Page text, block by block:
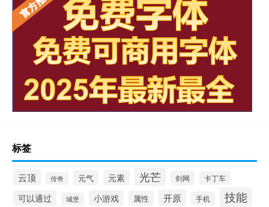
标签
云顶 传奇 元气 元素 光芒 剑网 卡丁车
可以通过 城堡 小游戏 属性 开原 手机
技能